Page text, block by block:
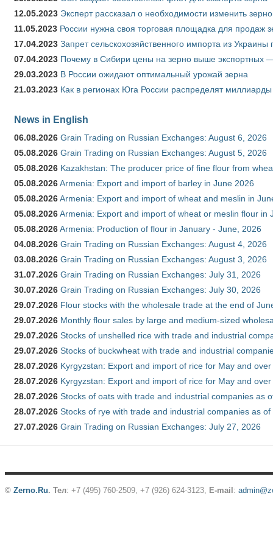
12.05.2023 Эксперт рассказал о необходимости изменить
11.05.2023 России нужна своя торговая площадка для продаж
17.04.2023 Запрет сельскохозяйственного импорта из
07.04.2023 Почему в Сибири цены на зерно выше экспортных
29.03.2023 В России ожидают оптимальный урожай зерна
21.03.2023 Как в регионах Юга России распределят
News in English
06.08.2026 Grain Trading on Russian Exchanges: August 6, 2026
05.08.2026 Grain Trading on Russian Exchanges: August 5, 2026
05.08.2026 Kazakhstan: The producer price of fine flour from
05.08.2026Armenia: Export and import of barley in June 2026
05.08.2026Armenia: Export and import of wheat and meslin in
05.08.2026Armenia: Export and import of wheat or meslin flour in
05.08.2026Armenia: Production of flour in January - June, 2026
04.08.2026 Grain Trading on Russian Exchanges: August 4, 2026
03.08.2026 Grain Trading on Russian Exchanges: August 3, 2026
31.07.2026 Grain Trading on Russian Exchanges: July 31, 2026
30.07.2026 Grain Trading on Russian Exchanges: July 30, 2026
29.07.2026 Flour stocks with the wholesale trade at the end of
29.07.2026 Monthly flour sales by large and medium-sized
29.07.2026 Stocks of unshelled rice with trade and industrial
29.07.2026 Stocks of buckwheat with trade and industrial
28.07.2026 Kyrgyzstan: Export and import of rice for May and
28.07.2026 Kyrgyzstan: Export and import of rice for May and
28.07.2026 Stocks of oats with trade and industrial companies as
28.07.2026 Stocks of rye with trade and industrial companies as
27.07.2026 Grain Trading on Russian Exchanges: July 27, 2026
© Zerno.Ru. Тел: +7 (495) 760-2509, +7 (926) 624-3123, E-mail :